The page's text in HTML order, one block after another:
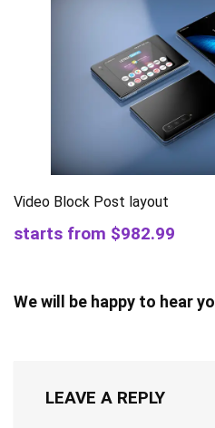
Video Block Post layout
starts from $982.99
We will be happy to hear
LEAVE A REPLY